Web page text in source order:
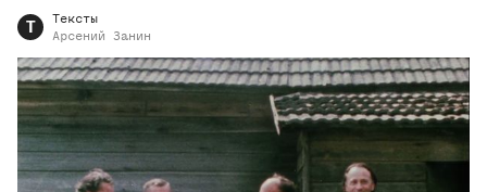
Т
Тексты
Арсений
Занин